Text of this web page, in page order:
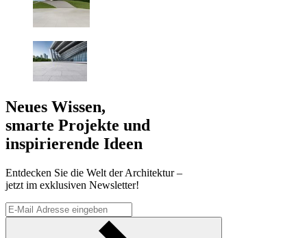
Neues Wissen,
smarte Projekte und
inspirierende Ideen
Entdecken Sie die Welt der Architektur –
jetzt im exklusiven Newsletter!